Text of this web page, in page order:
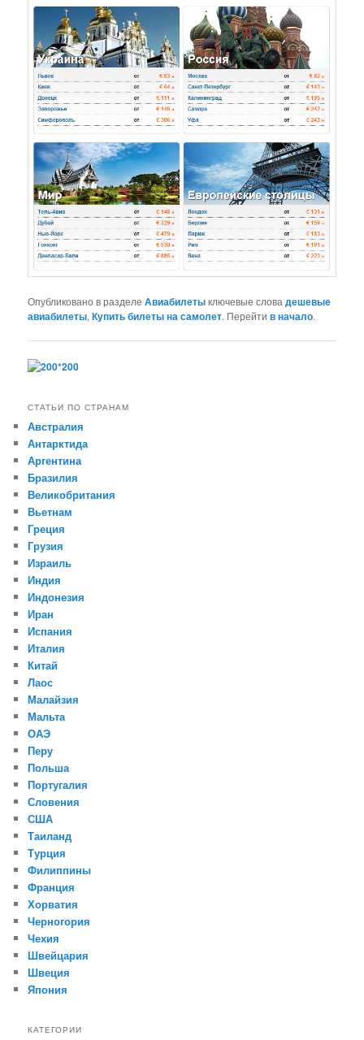
Опубликовано в разделеАвиабилетыключевые словадешевые
авиабилеты,Купить билеты на самолет. Перейтив начало.
СТАТЬИ ПО СТРАНАМ
Австралия
Антарктида
Аргентина
Бразилия
Великобритания
Вьетнам
Греция
Грузия
Израиль
Индия
Индонезия
Иран
Испания
Италия
Китай
Лаос
Малайзия
Мальта
ОАЭ
Перу
Польша
Португалия
Словения
США
Таиланд
Турция
Филиппины
Франция
Хорватия
Черногория
Чехия
Швейцария
Швеция
Япония
КАТЕГОРИИ